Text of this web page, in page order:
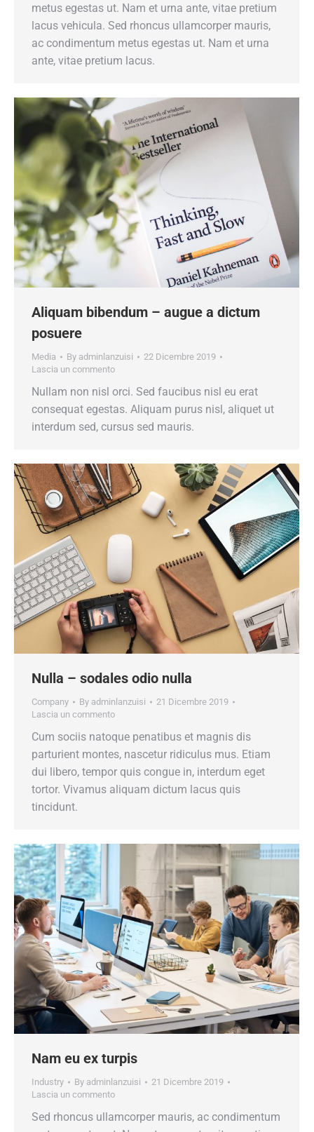
metus egestas ut. Nam et urna ante, vitae pretium
lacus vehicula. Sed rhoncus ullamcorper mauris,
ac condimentum metus egestas ut. Nam et urna
ante, vitae pretium lacus.
Aliquam bibendum – augue a dictum
posuere
Media By adminlanzuisi
22 Dicembre 2019
Lascia un commento
Nullam non nisl orci. Sed faucibus nisl eu erat
consequat egestas. Aliquam purus nisl, aliquet ut
interdum sed, cursus sed mauris.
Nulla – sodales odio nulla
Company By adminlanzuisi
21 Dicembre 2019
Lascia un commento
Cum sociis natoque penatibus et magnis dis
parturient montes, nascetur ridiculus mus. Etiam
dui libero, tempor quis congue in, interdum eget
tortor. Vivamus aliquam dictum lacus quis
tincidunt.
Nam eu ex turpis
Industry By adminlanzuisi
21 Dicembre 2019
Lascia un commento
Sed rhoncus ullamcorper mauris, ac condimentum